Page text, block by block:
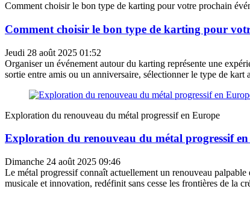
Comment choisir le bon type de karting pour votre prochain
Comment choisir le bon type de karting pour
Jeudi 28 août 2025 01:52
Organiser un événement autour du karting représente une
sortie entre amis ou un anniversaire, sélectionner le type de kart
Exploration du renouveau du métal progressif en Europe
Exploration du renouveau du métal progressif
Dimanche 24 août 2025 09:46
Le métal progressif connaît actuellement un renouveau
musicale et innovation, redéfinit sans cesse les frontières de la